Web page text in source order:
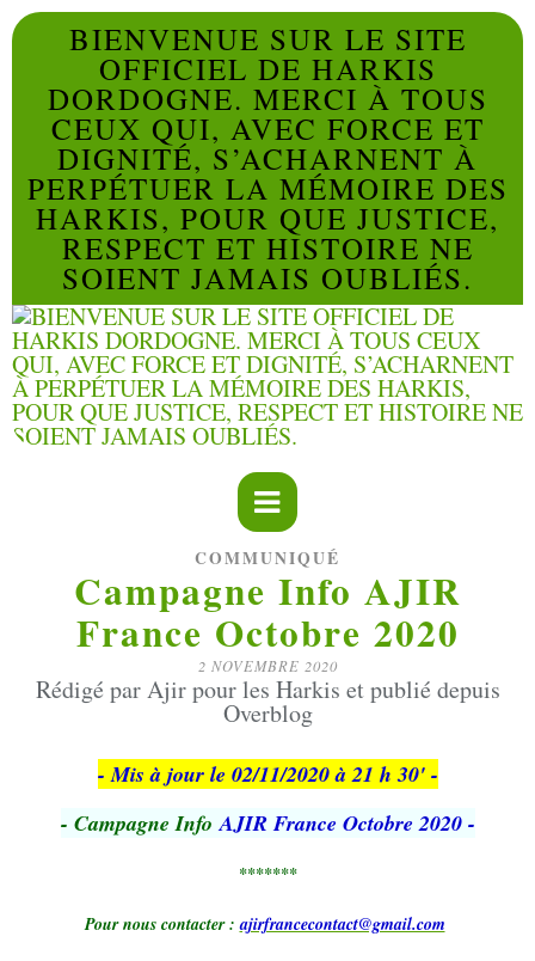
BIENVENUE SUR LE SITE
OFFICIEL DE HARKIS
DORDOGNE. MERCI À TOUS
CEUX QUI, AVEC FORCE ET
DIGNITÉ, S’ACHARNENT À
PERPÉTUER LA MÉMOIRE DES
HARKIS, POUR QUE JUSTICE,
RESPECT ET HISTOIRE NE
SOIENT JAMAIS OUBLIÉS.
COMMUNIQUÉ
Campagne Info AJIR
France Octobre 2020
2 NOVEMBRE 2020
Rédigé par Ajir pour les Harkis et publié depuis
Overblog
- Mis à jour le 02/11/2020 à 21 h 30' -
- Campagne InfoAJIR France Octobre 2020 -
*******
Pour nous contacter : ajirfrancecontact@gmail.com